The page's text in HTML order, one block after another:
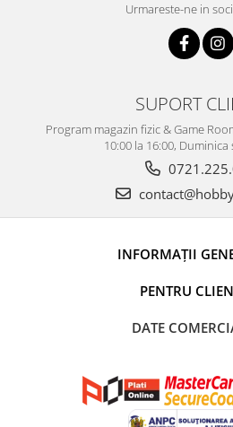
Urmareste-ne in
SUPORT
Program magazin fizic & Game
10:00 la 16:00,
INFORMAŢII
PENTRU
DATE